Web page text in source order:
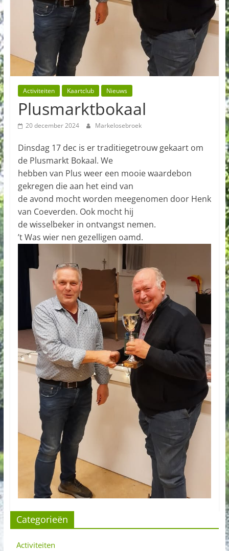
Activiteiten Kaartclub Nieuws
Plusmarktbokaal
20 december 2024 Markelosebroek
Dinsdag 17 dec is er traditiegetrouw gekaart om
de Plusmarkt Bokaal. We
hebben van Plus weer een mooie waardebon
gekregen die aan het eind van
de avond mocht worden meegenomen door Henk
van Coeverden. Ook mocht hij
de wisselbeker in ontvangst nemen.
’t Was wier nen gezelligen oamd.
Categorieën
Activiteiten